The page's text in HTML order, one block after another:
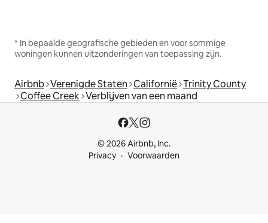
* In bepaalde geografische gebieden en voor sommige
woningen kunnen uitzonderingen van toepassing zijn.
Airbnb Verenigde Staten Californië Trinity County
Coffee Creek Verblijven van een maand
© 2026 Airbnb, Inc.
Privacy
Voorwaarden